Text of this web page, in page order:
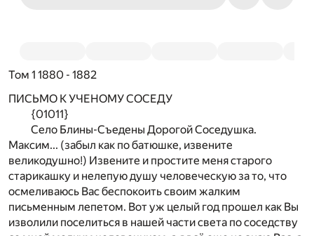
Том 1 1880 - 1882
ПИСЬМО К УЧЕНОМУ СОСЕДУ
{01011}
Село Блины-Съедены Дорогой Соседушка.
Максим... (забыл как по батюшке, извените
великодушно!) Извените и простите меня старого
старикашку и нелепую душу человеческую за то, что
осмеливаюсь Вас беспокоить своим жалким
письменным лепетом. Вот уж целый год прошел как Вы
изволили поселиться в нашей части света по соседству